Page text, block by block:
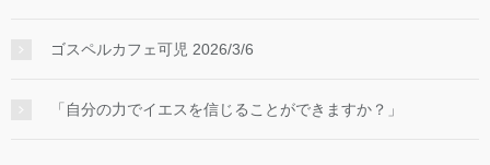
ゴスペルカフェ可児 2026/3/6
「自分の力でイエスを信じることができますか？」